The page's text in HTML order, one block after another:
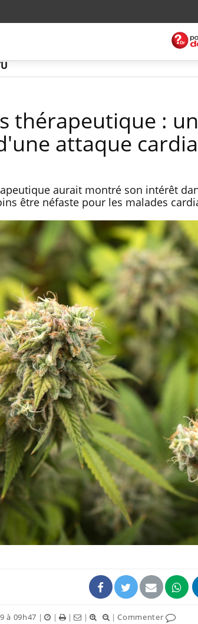
thérapeutique :
attaque
aurait montré son intérêt
être néfaste pour les malades
à 09h47 | | | | |Commenter
:
de
t-il ?
il
du
moins
bénéfique
Grossesse et
que dit la science
Le smartphone
l'apprentissage de
lecture ?
Mordue par une
vacances, elle
le coma pendant